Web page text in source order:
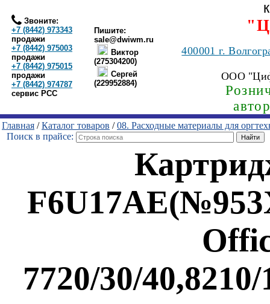
Звоните:
+7 (8442) 973343
продажи
+7 (8442) 975003
продажи
+7 (8442) 975015
продажи
+7 (8442) 974787
сервис РСС
Пишите:
sale@dwiwm.ru
Виктор
(275304200)
Сергей
(229952884)
400001г.
ООО
Главная /Каталог товаров /08. Расходные материалы для
Поиск в прайсе:
7720/30/